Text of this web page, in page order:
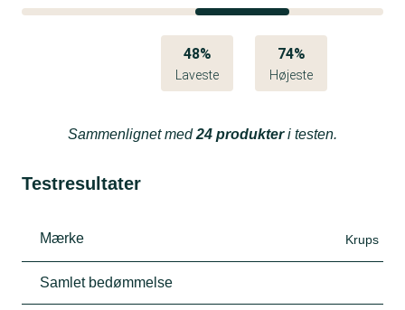
48%
Laveste
74%
Højeste
Sammenlignet med24 produkteri testen.
Testresultater
Mærke Krups
Samlet bedømmelse